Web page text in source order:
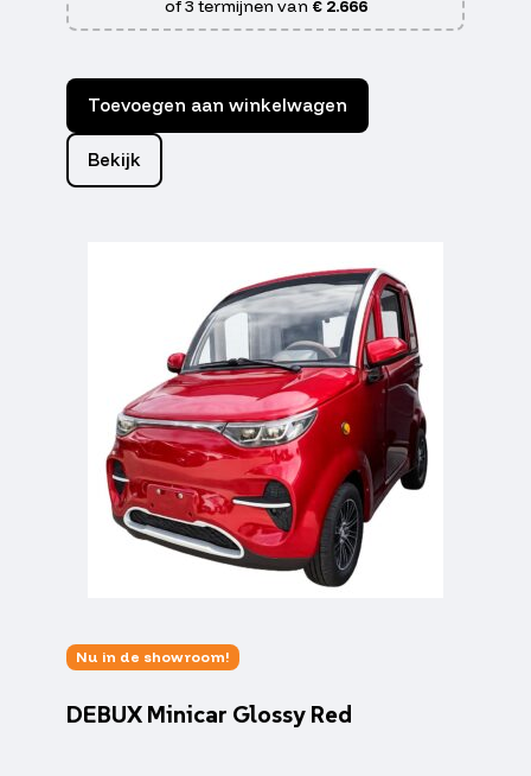
of 3 termijnen van € 2.666
Toevoegen aan winkelwagen
Bekijk
Nu in de showroom!
DEBUX Minicar Glossy Red